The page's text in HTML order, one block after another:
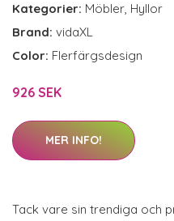
Kategorier: Möbler, Hyllor
Brand: vidaXL
Color: Flerfärgsdesign
926 SEK
MER INFO!
Tack vare sin trendiga och